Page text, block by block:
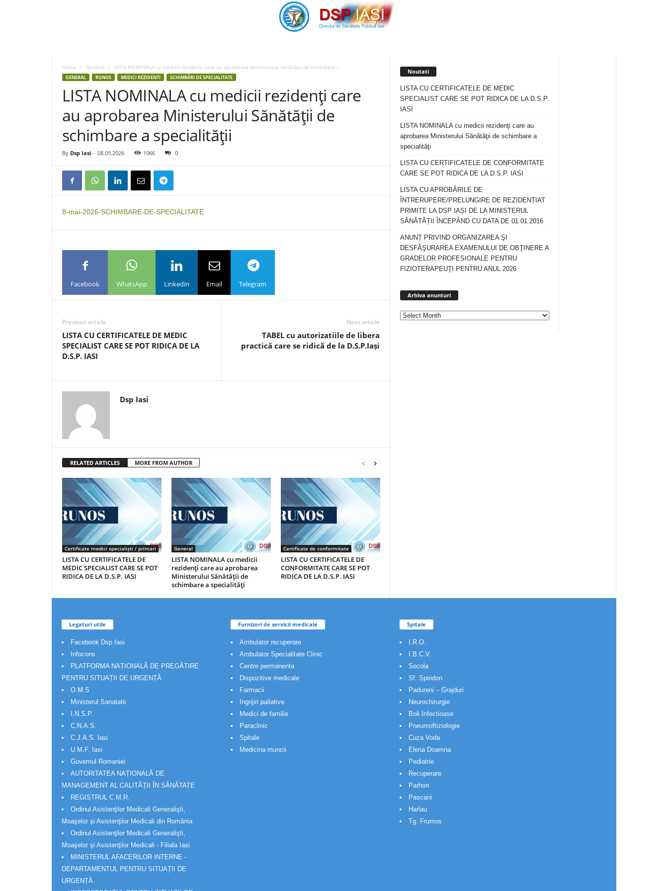
P
Home General LISTA NOMINALA cu medicii rezidenţi care au aprobarea Ministerului Sănătăţii de schimbare...
GENERAL RUNOS MEDICI REZIDENTI SCHIMBĂRI DE SPECIALITATE
LISTA NOMINALA cu medicii rezidenţi care
au aprobarea Ministerului Sănătăţii de
schimbare a specialităţii
By Dsp Iasi - 08.05.2026 1066 0
8-mai-2026-SCHIMBARE-DE-SPECIALITATE
Facebook WhatsApp Linkedin Email Telegram
Previous article
LISTA CU CERTIFICATELE DE MEDIC
SPECIALIST CARE SE POT RIDICA DE LA
D.S.P. IASI
Next article
TABEL cu autorizatiile de libera
practică care se ridică de la D.S.P.Iași
Dsp Iasi
RELATED ARTICLES MORE FROM AUTHOR
Certificate medici specialiști / primari
LISTA CU CERTIFICATELE DE
MEDIC SPECIALIST CARE SE POT
RIDICA DE LA D.S.P. IASI
General
LISTA NOMINALA cu medicii
rezidenţi care au aprobarea
Ministerului Sănătăţii de
schimbare a specialităţi
Certificate de conformitate
LISTA CU CERTIFICATELE DE
CONFORMITATE CARE SE POT
RIDICA DE LA D.S.P. IASI
Noutati
LISTA CU CERTIFICATELE DE MEDIC
SPECIALIST CARE SE POT RIDICA DE LA D.S.P.
IASI
LISTA NOMINALA cu medicii rezidenţi care au
aprobarea Ministerului Sănătăţii de schimbare a
specialităţi
LISTA CU CERTIFICATELE DE CONFORMITATE
CARE SE POT RIDICA DE LA D.S.P. IASI
LISTA CU APROBĂRILE DE
ÎNTRERUPERE/PRELUNGIRE DE REZIDENȚIAT
PRIMITE LA DSP IAȘI DE LA MINISTERUL
SĂNĂTĂȚII ÎNCEPÂND CU DATA DE 01.01.2016
ANUNȚ PRIVIND ORGANIZAREA ŞI
DESFĂŞURAREA EXAMENULUI DE OBŢINERE A
GRADELOR PROFESIONALE PENTRU
FIZIOTERAPEUŢI PENTRU ANUL 2026
Arhiva anunturi
Legaturi utile
Facebook Dsp Iasi
Infocons
PLATFORMA NAȚIONALĂ DE PREGĂTIRE
PENTRU SITUAȚII DE URGENȚĂ
O.M.S
Ministerul Sanatatii
I.N.S.P.
C.N.A.S.
C.J.A.S. Iasi
U.M.F. Iasi
Guvernul Romaniei
AUTORITATEA NAȚIONALĂ DE
MANAGEMENT AL CALITĂȚII ÎN SĂNĂTATE
REGISTRUL C.M.R.
Ordinul Asistenţilor Medicali Generalişti,
Moaşelor şi Asistenţilor Medicali din România
Ordinul Asistenţilor Medicali Generalişti,
Moaşelor şi Asistenţilor Medicali - Filiala Iași
MINISTERUL AFACERILOR INTERNE -
DEPARTAMENTUL PENTRU SITUAȚII DE
URGENȚĂ
Furnizori de servicii medicale
Ambulator recuperare
Ambulator Specialitate Clinic
Centre permanenta
Dispozitive medicale
Farmacii
Ingrijiri paliative
Medici de familie
Paraclinic
Spitale
Medicina muncii
Spitale
I.R.O.
I.B.C.V.
Socola
Sf. Spiridon
Padureni – Grajduri
Neurochirurgie
Boli Infectioase
Pneumoftiziologie
Cuza Voda
Elena Doamna
Pediatrie
Recuperare
Parhon
Pascani
Harlau
Tg. Frumos